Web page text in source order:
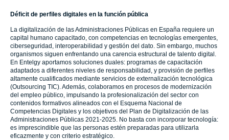
Déficit de perfiles digitales en la función pública
La digitalización de las Administraciones Públicas en España requiere un
capital humano capacitado, con competencias en tecnologías emergentes,
ciberseguridad, interoperabilidad y gestión del dato. Sin embargo, muchos
organismos siguen enfrentando una carencia estructural de talento digital.
En Entelgy aportamos soluciones duales: programas de capacitación
adaptados a diferentes niveles de responsabilidad, y provisión de perfiles
altamente cualificados mediante servicios de externalización tecnológica
(Outsourcing TIC). Además, colaboramos en procesos de modernización
del empleo público, impulsando la profesionalización del sector con
contenidos formativos alineados con el Esquema Nacional de
Competencias Digitales y los objetivos del Plan de Digitalización de las
Administraciones Públicas 2021-2025. No basta con incorporar tecnología:
es imprescindible que las personas estén preparadas para utilizarla
eficazmente y con criterio estratégico.